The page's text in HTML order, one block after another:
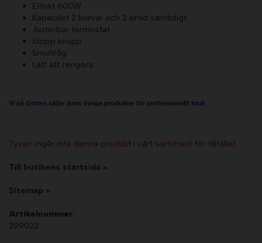
Effekt 600W
Kapacitet 2 korvar och 2 bröd samtidigt
Justerbar termostat
Stopp knapp
Smultråg
Lätt att rengöra
Vi på Gottes säljer även övriga produkter för professionellt bruk
Tyvärr ingår inte denna produkt i vårt sortiment för tillfället.
Till butikens startsida »
Sitemap »
Artikelnummer:
209022